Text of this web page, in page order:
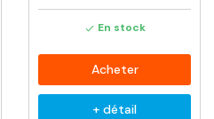
 En stock
Acheter
+ détail